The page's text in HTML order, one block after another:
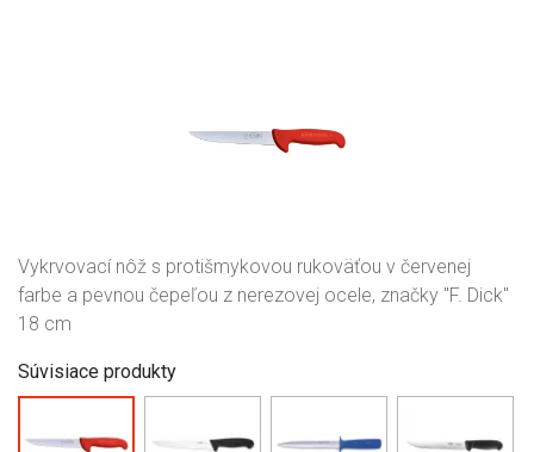
Vykrvovací nôž s protišmykovou rukoväťou v červenej
farbe a pevnou čepeľou z nerezovej ocele, značky "F. Dick"
18 cm
Súvisiace produkty